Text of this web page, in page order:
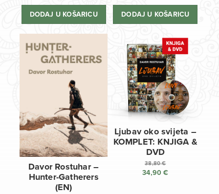
DODAJ U KOŠARICU DODAJ U KOŠARICU
Davor Rostuhar –
Hunter-Gatherers
(EN)
Ljubav oko svijeta –
KOMPLET: KNJIGA &
DVD
38,80€
Izvorna
34,90€